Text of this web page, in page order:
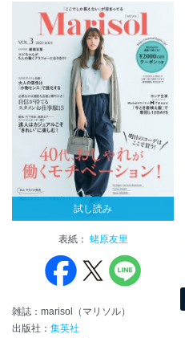
試し読み
表紙： 蛯原友里
雑誌：marisol（マリソル）
出版社： 集英社